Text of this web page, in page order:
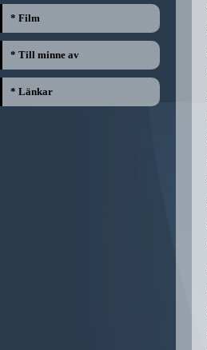
* Film
* Till minne av
* Länkar